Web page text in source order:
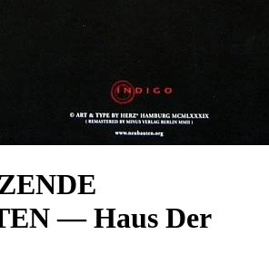
— Haus Der